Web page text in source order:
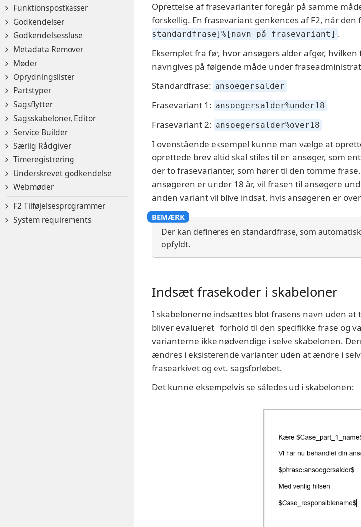
Funktionspostkasser
Godkendelser
Godkendelsessluse
Metadata Remover
Møder
Oprydningslister
Partstyper
Sagsflytter
Sagsskabeloner, Editor
Service Builder
Særlig Rådgiver
Timeregistrering
Underskrevet godkendelse
Webmøder
F2 Tilføjelsesprogrammer
System requirements
Oprettelse af frasevarianter foregår på samme
forskellig. En frasevariant genkendes af F2, når den
standardfrase]%[navn på frasevariant] .
Eksemplet fra før, hvor ansøgers alder afgør,
navngives på følgende måde under
Standardfrase: ansoegersalder
Frasevariant 1: ansoegersalder%under18
Frasevariant 2: ansoegersalder%over18
I ovenstående eksempel kunne man vælge at
oprettede brev altid skal stiles til en ansøger, som
der to frasevarianter, som hører til den tomme
ansøgeren er under 18 år, vil frasen til ansøgere
anden variant vil blive indsat, hvis ansøgeren er
Der kan defineres en standardfrase, som
opfyldt.
Indsæt frasekoder i skabeloner
I skabelonerne indsættes blot frasens navn uden at
bliver evalueret i forhold til den specifikke frase og
varianterne ikke nødvendige i selve skabelonen.
ændres i eksisterende varianter uden at ændre i
frasearkivet og evt. sagsforløbet.
Det kunne eksempelvis se således ud i skabelonen: